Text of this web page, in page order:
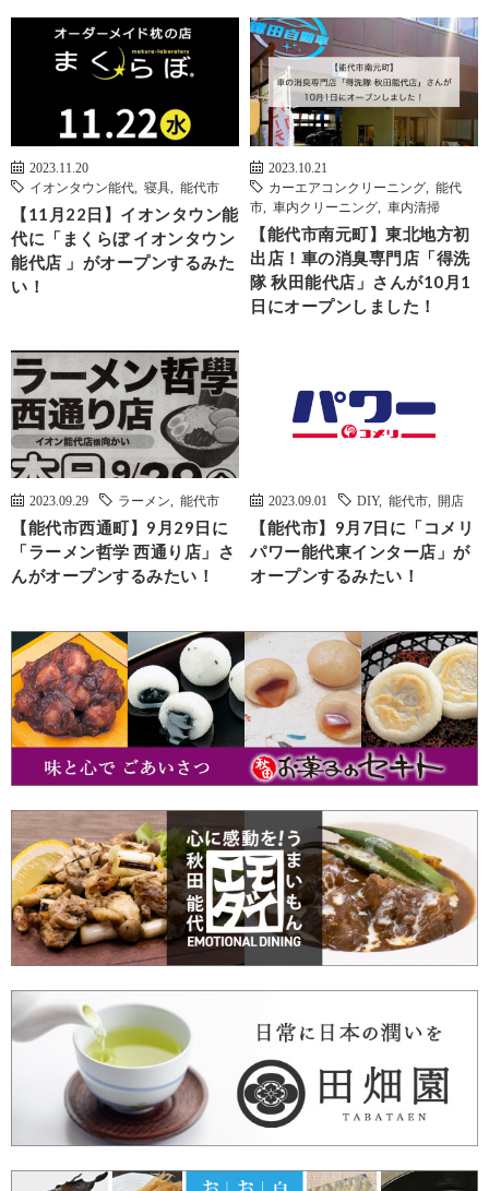
2023.11.20
イオンタウン能代
寝具 能代市
【11月22日】イオンタウン能
代に「まくらぼ イオンタウン
能代店 」がオープンするみた
い！
2023.10.21
カーエアコンクリーニング
能代
市
車内クリーニング 車内清掃
【能代市南元町】東北地方初
出店！車の消臭専門店「得洗
隊 秋田能代店」さんが10月1
日にオープンしました！
2023.09.29 ラーメン 能代市
【能代市西通町】9月29日に
「ラーメン哲学 西通り店」さ
んがオープンするみたい！
2023.09.01 DIY, 能代市 開店
【能代市】9月7日に「コメリ
パワー能代東インター店」が
オープンするみたい！